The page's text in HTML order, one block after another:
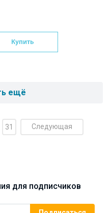
Купить
ещё
31 Следующая
для подписчиков